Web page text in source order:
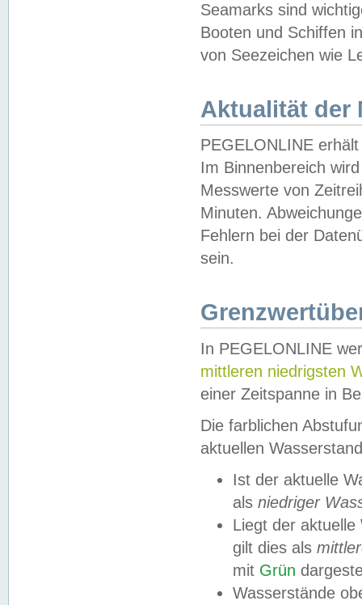
Seamarks sind
Booten und Schiffen
von Seezeichen wie
Aktualität der
PEGELONLINE
Im Binnenbereich
Messwerte von
Minuten.
Fehlern bei der
sein.
In PEGELONLINE
mittleren niedrigsten
einer Zeitspanne in
Die farblichen
aktuellen
Ist der aktuelle
als niedriger
Liegt der
gilt dies als
mit Grün
Wasserstände